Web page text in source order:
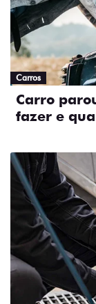
Carros
Carro
fazer e